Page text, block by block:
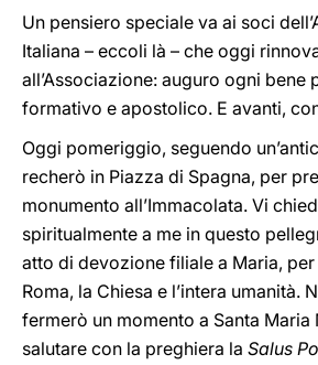
Un pensiero speciale va ai soci
Italiana – eccoli là – che oggi
all’Associazione: auguro ogni bene
formativo e apostolico. E avanti,
Oggi pomeriggio, seguendo
recherò in Piazza di Spagna, per
monumento all’Immacolata. Vi
spiritualmente a me in questo
atto di devozione filiale a Maria,
Roma, la Chiesa e l’intera umanità.
fermerò un momento a Santa
salutare con la preghiera la Salus